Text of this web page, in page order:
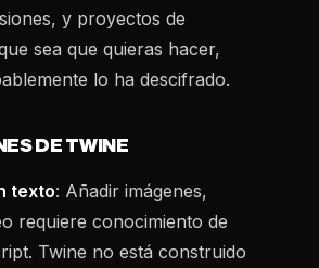
y proyectos de
sea que quieras hacer,
lo ha descifrado.
DE TWINE
texto: Añadir imágenes,
requiere conocimiento de
Twine no está construido